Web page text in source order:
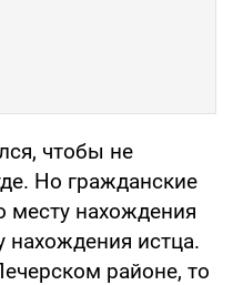
чтобы не
Но гражданские
месту нахождения
нахождения истца.
районе, то